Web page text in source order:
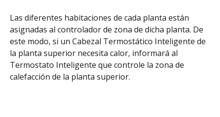
Las diferentes habitaciones de cada planta están
asignadas al controlador de zona de dicha planta. De
este modo, si un Cabezal Termostático Inteligente de
la planta superior necesita calor, informará al
Termostato Inteligente que controle la zona de
calefacción de la planta superior.